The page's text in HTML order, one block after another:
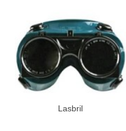
Lasbril